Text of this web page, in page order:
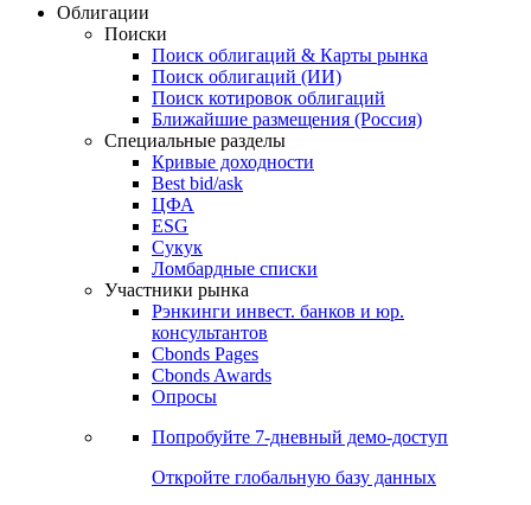
Облигации
Поиски
Поиск облигаций & Карты рынка
Поиск облигаций (ИИ)
Поиск котировок облигаций
Ближайшие размещения (Россия)
Специальные разделы
Кривые доходности
Best bid/ask
ЦФА
ESG
Сукук
Ломбардные списки
Участники рынка
Рэнкинги инвест. банков и юр.
консультантов
Cbonds Pages
Cbonds Awards
Опросы
Попробуйте 7-дневный демо-доступ
Откройте глобальную базу данных